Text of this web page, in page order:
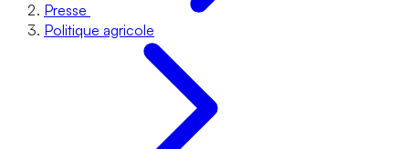
Presse
Politique agricole